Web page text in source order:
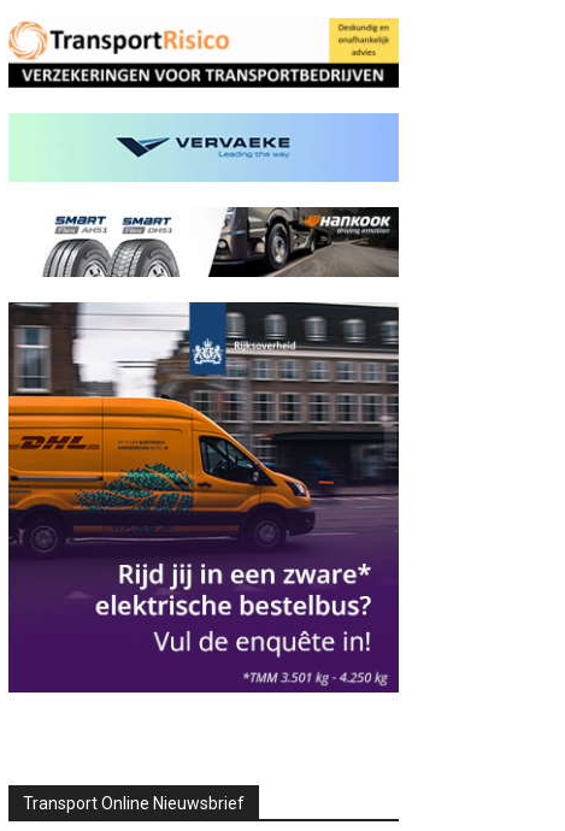
Transport Online Nieuwsbrief